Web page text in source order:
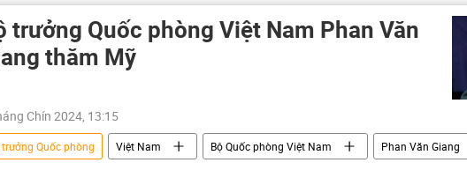
trưởng Quốc phòng Việt Nam Phan Văn
thăm Mỹ
Chín 2024, 13:15
trưởng Quốc phòng Việt Nam Bộ Quốc phòng Việt Nam
Phan Văn Giang